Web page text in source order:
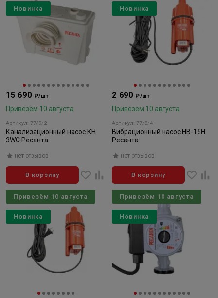
15 690 ₽/шт
Привезём 10 августа
Артикул: 77/9/2
Канализационный насос КН
3WC Ресанта
нет отзывов
В корзину
Новинка
2 690 ₽/шт
Привезём 10 августа
Артикул: 77/8/4
Вибрационный насос НВ-15Н
Ресанта
нет отзывов
В корзину
Новинка
Привезём 10 августа
Новинка
Привезём 10 августа
Новинка